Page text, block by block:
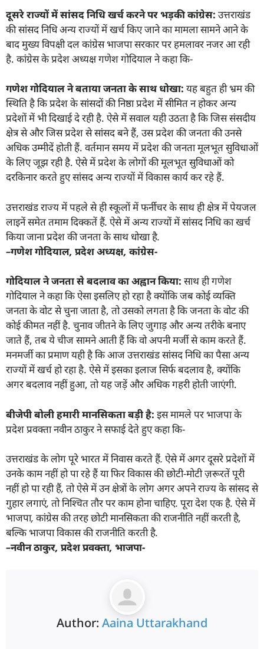
दूसरे राज्यों में सांसद निधि खर्च करने पर भड़की कांग्रेस: उत्तराखंड
की सांसद निधि अन्य राज्यों में खर्च किए जाने का मामला सामने आने के
बाद मुख्य विपक्षी दल कांग्रेस भाजपा सरकार पर हमलावर नजर आ रही
है. कांग्रेस के प्रदेश अध्यक्ष गणेश गोदियाल ने कहा कि-
गणेश गोदियाल ने बताया जनता के साथ धोखा: यह बहुत ही भ्रम की
स्थिति है कि प्रदेश के सांसदों की निष्ठा प्रदेश में सीमित न होकर अन्य
प्रदेशों में भी दिखाई दे रही है. ऐसे में सवाल यही उठता है कि जिस संसदीय
क्षेत्र से और जिस प्रदेश से सांसद बने हैं, उस प्रदेश की जनता की उनसे
अधिक उम्मीदें होती हैं. वर्तमान समय में प्रदेश की जनता मूलभूत सुविधाओं
के लिए जूझ रही है. ऐसे में प्रदेश के लोगों की मूलभूत सुविधाओं को
दरकिनार करते हुए सांसद अन्य राज्यों में विकास कार्य कर रहे हैं.
उत्तराखंड राज्य में पहले से ही स्कूलों में फर्नीचर के साथ ही क्षेत्र में पेयजल
लाइनें समेत तमाम दिक्कतें हैं. ऐसे में अन्य राज्यों में सांसद निधि का खर्च
किया जाना प्रदेश की जनता के साथ धोखा है.
–गणेश गोदियाल, प्रदेश अध्यक्ष, कांग्रेस-
गोदियाल ने जनता से बदलाव का अह्वान किया: साथ ही गणेश
गोदियाल ने कहा कि ऐसा इसलिए हो रहा है क्योंकि जब कोई व्यक्ति
जनता के वोट से चुना जाता है, तो उसको लगता है कि जनता के वोट की
कोई कीमत नहीं है. चुनाव जीतने के लिए जुगाड़ और अन्य तरीके बनाए
जाते हैं, तब ये चीज सामने आती हैं कि वो अपनी मर्जी से काम करते हैं.
मनमर्जी का प्रमाण यही है कि आज उत्तराखंड सांसद निधि का पैसा अन्य
राज्यों में खर्च हो रहा है. ऐसे में इसका इलाज सिर्फ बदलाव है, क्योंकि
अगर बदलाव नहीं हुआ, तो यह जड़ें और अधिक गहरी होती जाएंगी.
बीजेपी बोली हमारी मानसिकता बड़ी है: इस मामले पर भाजपा के
प्रदेश प्रवक्ता नवीन ठाकुर ने सफाई देते हुए कहा कि-
उत्तराखंड के लोग पूरे भारत में निवास करते हैं. ऐसे में अगर दूसरे प्रदेशों में
उनके काम नहीं हो पा रहे हैं या फिर विकास की छोटी-मोटी ज़रूरतें पूरी
नहीं हो पा रही हैं, तो ऐसे में उन क्षेत्रों के लोग अगर अपने राज्य के सांसद से
गुहार लगाएं, तो निश्चित तौर पर काम होना चाहिए. पूरा देश एक है. ऐसे में
भाजपा, कांग्रेस की तरह छोटी मानसिकता की राजनीति नहीं करती है,
बल्कि भाजपा विकास की राजनीति करती है.
–नवीन ठाकुर, प्रदेश प्रवक्ता, भाजपा-
Author: Aaina Uttarakhand